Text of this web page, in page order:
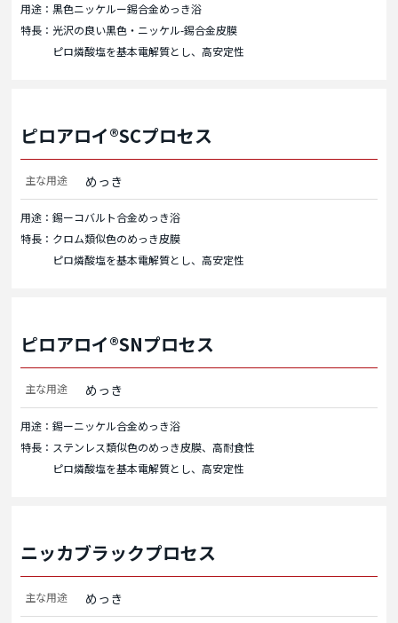
用途：黒色ニッケルー錫合金めっき浴
特長：光沢の良い黒色・ニッケル-錫合金皮膜
ピロ燐酸塩を基本電解質とし、高安定性
ピロアロイ®SCプロセス
主な用途 めっき
用途：錫ーコバルト合金めっき浴
特長：クロム類似色のめっき皮膜
ピロ燐酸塩を基本電解質とし、高安定性
ピロアロイ®SNプロセス
主な用途 めっき
用途：錫ーニッケル合金めっき浴
特長：ステンレス類似色のめっき皮膜、高耐食性
ピロ燐酸塩を基本電解質とし、高安定性
ニッカブラックプロセス
主な用途 めっき